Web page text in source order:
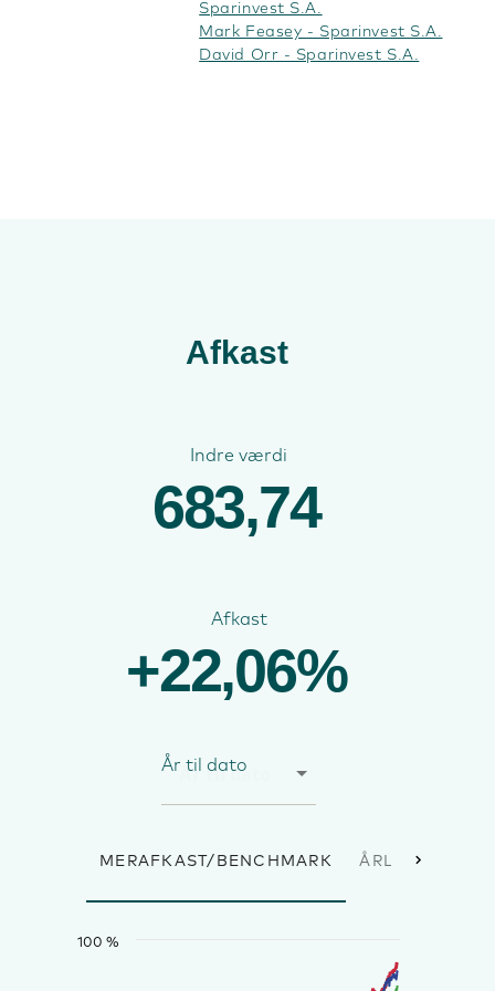
Sparinvest S.A.
Mark Feasey - Sparinvest S.A.
David Orr - Sparinvest S.A.
Afkast
Indre værdi
683,74
Afkast
+22,06%
År til dato
MERAFKAST/BENCHMARK ÅRLIGE
100 %